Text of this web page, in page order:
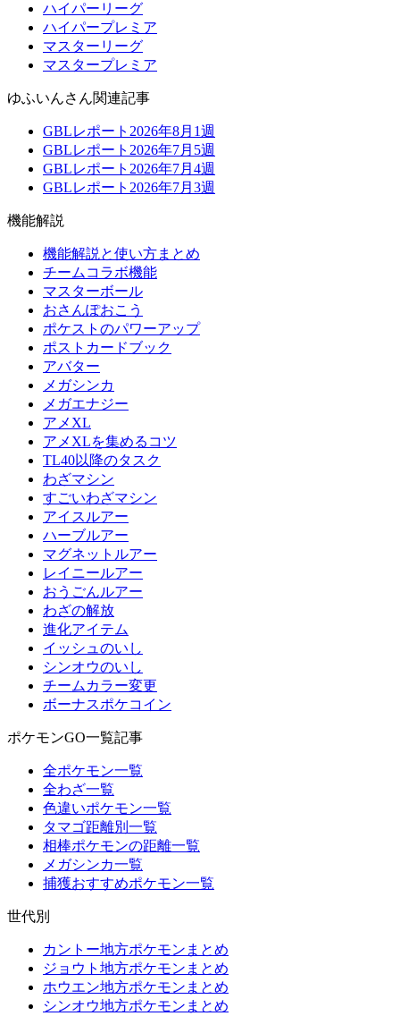
ハイパーリーグ
ハイパープレミア
マスターリーグ
マスタープレミア
ゆふいんさん関連記事
GBLレポート2026年8月1週
GBLレポート2026年7月5週
GBLレポート2026年7月4週
GBLレポート2026年7月3週
機能解説
機能解説と使い方まとめ
チームコラボ機能
マスターボール
おさんぽおこう
ポケストのパワーアップ
ポストカードブック
アバター
メガシンカ
メガエナジー
アメXL
アメXLを集めるコツ
TL40以降のタスク
わざマシン
すごいわざマシン
アイスルアー
ハーブルアー
マグネットルアー
レイニールアー
おうごんルアー
わざの解放
進化アイテム
イッシュのいし
シンオウのいし
チームカラー変更
ボーナスポケコイン
ポケモンGO一覧記事
全ポケモン一覧
全わざ一覧
色違いポケモン一覧
タマゴ距離別一覧
相棒ポケモンの距離一覧
メガシンカ一覧
捕獲おすすめポケモン一覧
世代別
カントー地方ポケモンまとめ
ジョウト地方ポケモンまとめ
ホウエン地方ポケモンまとめ
シンオウ地方ポケモンまとめ